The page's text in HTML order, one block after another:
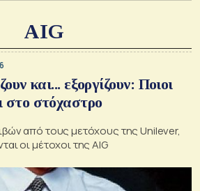
AIG
και... εξοργίζουν: Ποιοι
στο στόχαστρο
από τους μετόχους της Unilever,
οι μέτοχοι της AIG